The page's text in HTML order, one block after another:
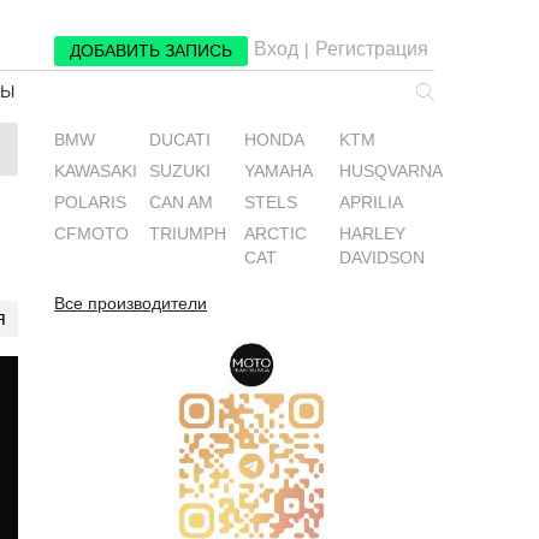
ДОБАВИТЬ ЗАПИСЬ Вход | Регистрация
BMW DUCATI HONDA
KTM
KAWASAKI
SUZUKI YAMAHA
HUSQVARNA
POLARIS
CAN AM STELS
APRILIA
CFMOTO
TRIUMPH
ARCTIC
CAT
HARLEY
DAVIDSON
Все производители